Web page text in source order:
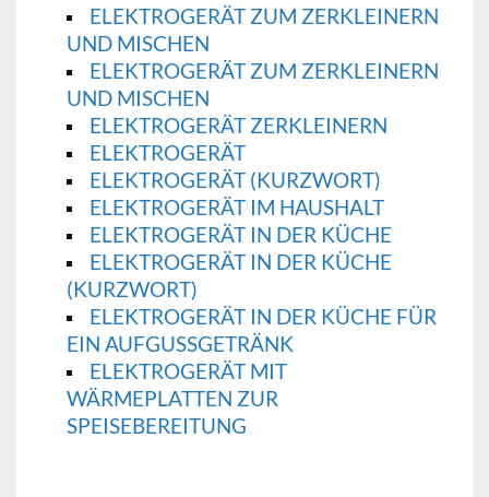
ELEKTROGERÄT ZUM ZERKLEINERN
UND MISCHEN
ELEKTROGERÄT ZUM ZERKLEINERN
UND MISCHEN
ELEKTROGERÄT ZERKLEINERN
ELEKTROGERÄT
ELEKTROGERÄT (KURZWORT)
ELEKTROGERÄT IM HAUSHALT
ELEKTROGERÄT IN DER KÜCHE
ELEKTROGERÄT IN DER KÜCHE
(KURZWORT)
ELEKTROGERÄT IN DER KÜCHE FÜR
EIN AUFGUSSGETRÄNK
ELEKTROGERÄT MIT
WÄRMEPLATTEN ZUR
SPEISEBEREITUNG